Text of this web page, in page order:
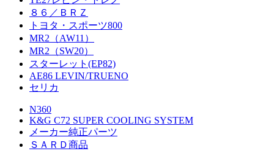
８６／ＢＲＺ
トヨタ・スポーツ800
MR2（AW11）
MR2（SW20）
スターレット(EP82)
AE86 LEVIN/TRUENO
セリカ
N360
K&G C72 SUPER COOLING SYSTEM
メーカー純正パーツ
ＳＡＲＤ商品